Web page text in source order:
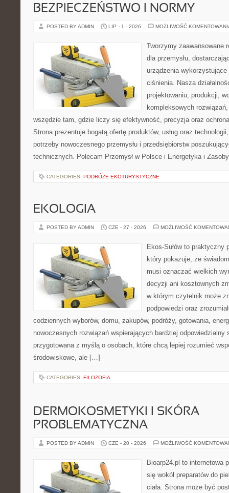
BEZPIECZEŃSTWO I NORMY
POSTED BY ADMIN LIP - 1 - 2026 MOŻLIWOŚĆ
Tworzymy zaawansowane
dla przemysłu,
urządzenia
ciśnienia. Nasza
projektowaniu, produkcji,
kompleksowych
wszędzie tam, gdzie liczy się efektywność, precyzja oraz
Strona prezentuje bogatą ofertę produktów, usług oraz
potrzeby nowoczesnego przemysłu i przedsiębiorstw
technicznych. Polecam Przemysł w Polsce i Energetyka i
CATEGORIES: PODRÓŻE EKOTURYSTYCZNE
EKOLOGIA
POSTED BY ADMIN CZE - 27 - 2026 MOŻLIWOŚĆ
Ekos-Sułów to praktyczny
który pokazuje, że
musi oznaczać wielkich
decyzji ani kosztownych
w którym czytelnik może
podpowiedzi oraz
codziennych wyborów, domu, zakupów, podróży, gotowania,
nowoczesnych rozwiązań wspierających bardziej odpowiedzialny
przygotowana z myślą o osobach, które chcą lepiej rozumieć
środowiskowe, ale […]
CATEGORIES: FILOZOFIA
DERMOKOSMETYKI I SKÓRA
PROBLEMATYCZNA
POSTED BY ADMIN CZE - 20 - 2026 MOŻLIWOŚĆ
Bioarp24.pl to internetowa
się wokół preparatów do
ciała. Strona może być